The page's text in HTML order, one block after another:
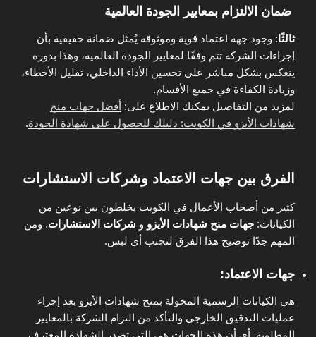
ضمان الالتزام بمعايير الجودة العالمية
ثالثًا: وجود جهة اعتماد قوية وموثوقة يُمثل ضمانة حقيقية بأن
إجراءات الشركة تتم وفقًا لمعايير الجودة العالمية، وهذا بدوره
ينعكس بشكل مباشر على تحسين الأداء الداخلي، تقليل الأخطاء،
وزيادة الكفاءة في جميع الأقسام.
لمزيد من التفاصيل يمكنك الاطلاع على: أفضل جهات منح
شهادات الأيزو في الكويت: دليلك للحصول على شهادة الجودة.
الفرق بين جهات الاعتماد وشركات الاستشارات
كثير من أصحاب الأعمال في الكويت يخلطون بين نوعين من
الكيانات: جهات منح شهادات الأيزو و شركات الاستشارات. ومن
المهم جدًا توضيح هذا الفرق لتجنب أي لبس.
جهات الاعتماد:
هي الكيانات الرسمية المخولة بمنح شهادات الأيزو بعد إجراء
عمليات التدقيق الخارجي والتأكد من التزام الشركة بالمعايير